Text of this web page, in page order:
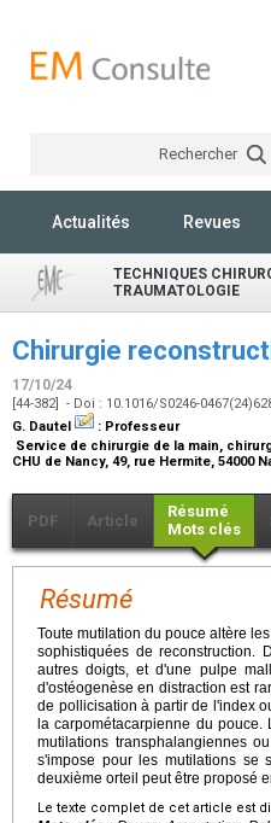
Rechercher
Actualités Revues
TECHNIQUES
TRAUMATOLOGIE
Chirurgie
17/10/24
[44-382] - Doi : 10.1016/S0246-
G. Dautel
: Professeur
Service de chirurgie de la main,
CHU de Nancy, 49, rue Hermite, 54000
PDF Article
Résumé
Mots clés
Résumé
Toute mutilation du pouce altère
sophistiquées de reconstruction.
autres doigts, et d'une pulpe
d'ostéogenèse en distraction est
de pollicisation à partir de l'index
la carpométacarpienne du pouce.
mutilations transphalangiennes
s'impose pour les mutilations se
deuxième orteil peut être proposé
Le texte complet de cet article est